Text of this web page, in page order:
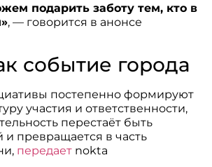
подарить заботу тем, кто в
, — говорится в анонсе
событие города
постепенно формируют
участия и ответственности,
перестаёт быть
и превращается в часть
передает nokta